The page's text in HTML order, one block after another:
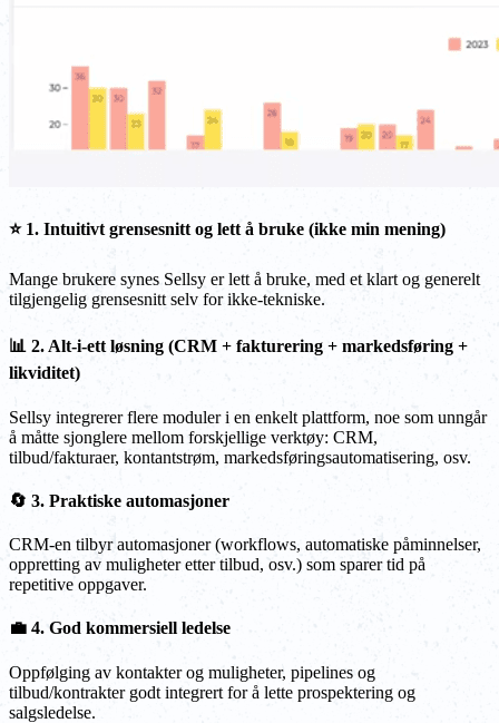
⭐ 1. Intuitivt grensesnitt og lett å bruke (ikke min mening)
Mange brukere synes Sellsy er lett å bruke, med et klart og generelt
tilgjengelig grensesnitt selv for ikke-tekniske.
📊 2. Alt-i-ett løsning (CRM + fakturering + markedsføring +
likviditet)
Sellsy integrerer flere moduler i en enkelt plattform, noe som unngår
å måtte sjonglere mellom forskjellige verktøy: CRM,
tilbud/fakturaer, kontantstrøm, markedsføringsautomatisering, osv.
🔄 3. Praktiske automasjoner
CRM-en tilbyr automasjoner (workflows, automatiske påminnelser,
oppretting av muligheter etter tilbud, osv.) som sparer tid på
repetitive oppgaver.
💼 4. God kommersiell ledelse
Oppfølging av kontakter og muligheter, pipelines og
tilbud/kontrakter godt integrert for å lette prospektering og
salgsledelse.